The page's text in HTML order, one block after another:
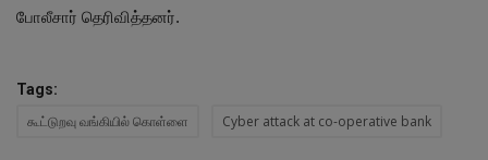
போலீசார் தெரிவித்தனர்.
Tags:
கூட்டுறவு வங்கியில் கொள்ளை Cyber attack at co-operative bank